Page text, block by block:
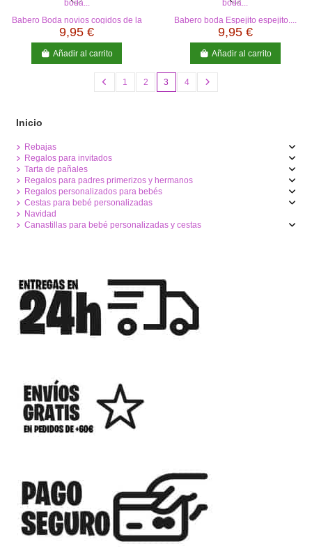
Babero Boda novios cogidos de la
mano
9,95 €
Añadir al carrito
Babero boda Espejito espejito....
9,95 €
Añadir al carrito
1 2 3 4
Inicio
Rebajas
Regalos para invitados
Tarta de pañales
Regalos para padres primerizos y hermanos
Regalos personalizados para bebés
Cestas para bebé personalizadas
Navidad
Canastillas para bebé personalizadas y cestas